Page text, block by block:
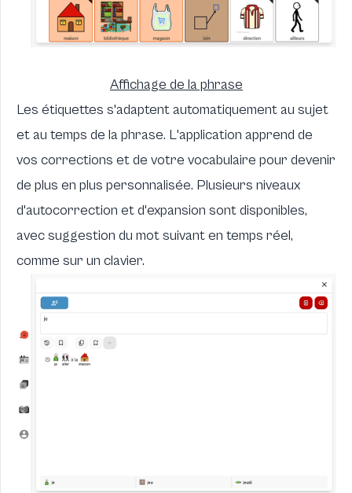
Affichage de la phrase
Les étiquettes s'adaptent automatiquement au sujet
et au temps de la phrase. L'application apprend de
vos corrections et de votre vocabulaire pour devenir
de plus en plus personnalisée. Plusieurs niveaux
d'autocorrection et d'expansion sont disponibles,
avec suggestion du mot suivant en temps réel,
comme sur un clavier.